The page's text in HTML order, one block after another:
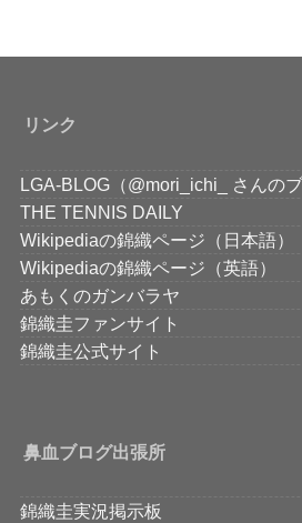
リンク
LGA-BLOG（@mori_ichi_ さんのブ
THE TENNIS DAILY
Wikipediaの錦織ページ（日本語）
Wikipediaの錦織ページ（英語）
あもくのガンバラヤ
錦織圭ファンサイト
錦織圭公式サイト
鼻血ブログ出張所
錦織圭実況掲示板